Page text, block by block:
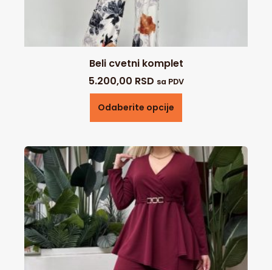
Beli cvetni komplet
5.200,00 RSD sa PDV
Odaberite opcije